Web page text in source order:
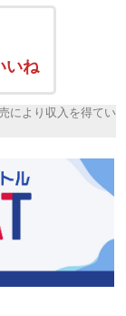
いね
により収入を得てい